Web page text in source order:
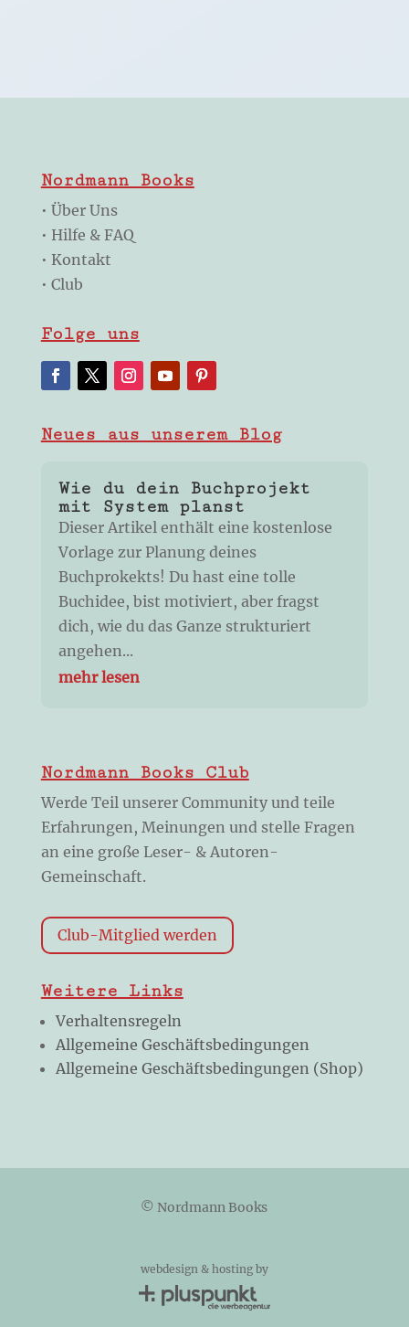
Nordmann Books
• Über Uns
• Hilfe & FAQ
• Kontakt
• Club
Folge uns
Neues aus unserem Blog
Wie du dein Buchprojekt
mit System planst
Dieser Artikel enthält eine kostenlose
Vorlage zur Planung deines
Buchprokekts! Du hast eine tolle
Buchidee, bist motiviert, aber fragst
dich, wie du das Ganze strukturiert
angehen...
mehr lesen
Nordmann Books Club
Werde Teil unserer Community und teile
Erfahrungen, Meinungen und stelle Fragen
an eine große Leser- & Autoren-
Gemeinschaft.
Club-Mitglied werden
Weitere Links
Verhaltensregeln
Allgemeine Geschäftsbedingungen
Allgemeine Geschäftsbedingungen (Shop)
© Nordmann Books
webdesign & hosting by